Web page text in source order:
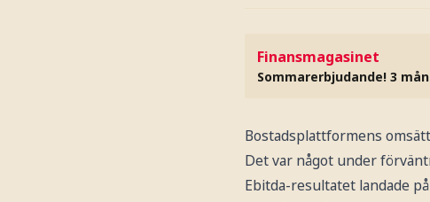
Finansmagasinet
Sommarerbjudande! 3
Bostadsplattformens
Det var något under
Ebitda-resultatet landade